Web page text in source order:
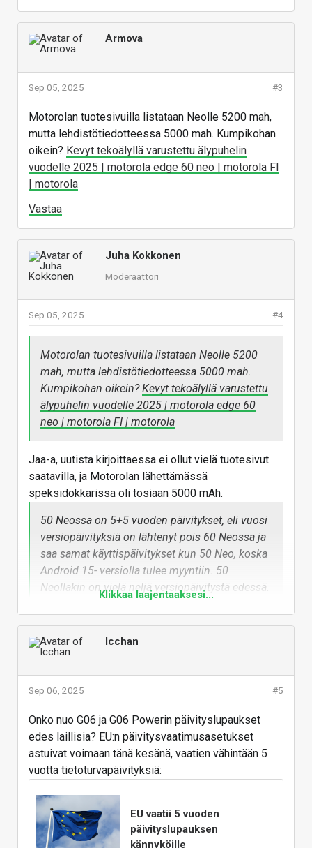
Armova
#3
Sep 05, 2025
Motorolan tuotesivuilla listataan Neolle 5200 mah,
mutta lehdistötiedotteessa 5000 mah. Kumpikohan
oikein? Kevyt tekoälyllä varustettu älypuhelin
vuodelle 2025 | motorola edge 60 neo | motorola FI
| motorola
Vastaa
Juha Kokkonen
Moderaattori
#4
Sep 05, 2025
Motorolan tuotesivuilla listataan Neolle 5200
mah, mutta lehdistötiedotteessa 5000 mah.
Kumpikohan oikein?Kevyt tekoälyllä varustettu
älypuhelin vuodelle 2025 | motorola edge 60
neo | motorola FI | motorola
Jaa-a, uutista kirjoittaessa ei ollut vielä tuotesivut
saatavilla, ja Motorolan lähettämässä
speksidokkarissa oli tosiaan 5000 mAh.
50 Neossa on 5+5 vuoden päivitykset, eli vuosi
versiopäivityksiä on lähtenyt pois 60 Neossa ja
saa samat käyttispäivitykset kun 50 Neo, koska
Android 15- versiolla tulee myyntiin. 50
Neollakin on vielä neljä versiopäivitystä edessä.
60 Neo saa ainoastaan vuoden pidempään
50 Neon.
Totta, hieman erikoisesti viime vuonna kalliimman
edge 50:n päivityslupaus oli 2 & 3, kun taasen neon
päivityslogiikassa. Korjataan uutiseen.
Vastaa
Klikkaa laajentaaksesi...
Icchan
#5
Sep 06, 2025
Onko nuo G06 ja G06 Powerin päivityslupaukset
edes laillisia? EU:n päivitysvaatimusasetukset
astuivat voimaan tänä kesänä, vaatien vähintään 5
vuotta tietoturvapäivityksiä:
EU vaatii 5 vuoden
päivityslupauksen
kännyköille